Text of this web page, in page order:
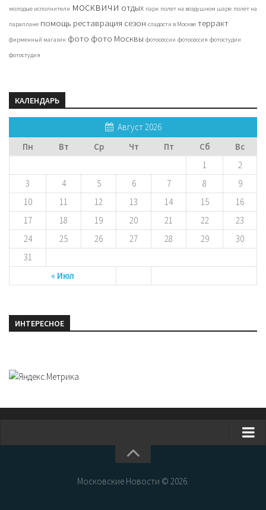
молодые исполнители москвичи отдых парк полет на воздушном шаре полет на
параплане помощь реставрация сезон сладости в Москве терракт
фирменный магазин фото фото Москвы фотосессии фотосессия фотостудии
фотостудия
КАЛЕНДАРЬ
Август 2026
Пн
Вт Ср Чт Пт Сб Вс
« Июл
1
2
3
4 5 6 7 8
9
10
11 12 13 14 15
16
17
18 19 20 21 22
23
24
25 26 27 28 29
30
31
ИНТЕРЕСНОЕ
Новости МосквыМосковские Новости © 2026.